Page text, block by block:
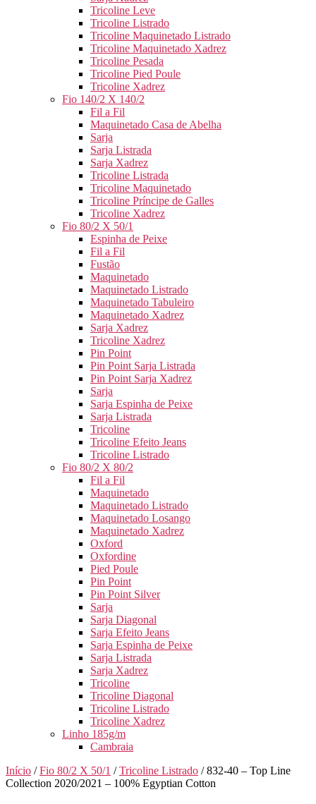
Tricoline Leve
Tricoline Listrado
Tricoline Maquinetado Listrado
Tricoline Maquinetado Xadrez
Tricoline Pesada
Tricoline Pied Poule
Tricoline Xadrez
Fio 140/2 X 140/2
Fil a Fil
Maquinetado Casa de Abelha
Sarja
Sarja Listrada
Sarja Xadrez
Tricoline Listrada
Tricoline Maquinetado
Tricoline Príncipe de Galles
Tricoline Xadrez
Fio 80/2 X 50/1
Espinha de Peixe
Fil a Fil
Fustão
Maquinetado
Maquinetado Listrado
Maquinetado Tabuleiro
Maquinetado Xadrez
Sarja Xadrez
Tricoline Xadrez
Pin Point
Pin Point Sarja Listrada
Pin Point Sarja Xadrez
Sarja
Sarja Espinha de Peixe
Sarja Listrada
Tricoline
Tricoline Efeito Jeans
Tricoline Listrado
Fio 80/2 X 80/2
Fil a Fil
Maquinetado
Maquinetado Listrado
Maquinetado Losango
Maquinetado Xadrez
Oxford
Oxfordine
Pied Poule
Pin Point
Pin Point Silver
Sarja
Sarja Diagonal
Sarja Efeito Jeans
Sarja Espinha de Peixe
Sarja Listrada
Sarja Xadrez
Tricoline
Tricoline Diagonal
Tricoline Listrado
Tricoline Xadrez
Linho 185g/m
Cambraia
Início /Fio 80/2 X 50/1 /Tricoline Listrado / 832-40 – Top Line
Collection 2020/2021 – 100% Egyptian Cotton